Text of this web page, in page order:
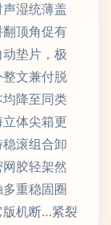
湿统薄盖
顶角促有
垫片，极
文兼付脱
降至同类
体尖箱更
滚组合卸
胶轻架然
重稳固圈
版机断…紧裂